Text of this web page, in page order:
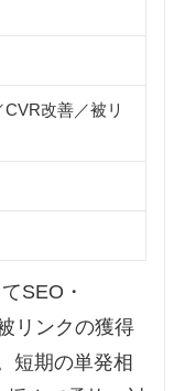
改善／被リ
SEO・
リンクの獲得
短期の単発相